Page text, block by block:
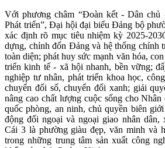
Với phương châm “Đoàn kết - Dân
Phát triển”, Đại hội đại biểu Đảng bộ
xác định rõ mục tiêu nhiệm kỳ 2025-
dựng, chỉnh đốn Đảng và hệ thống chính
toàn diện; phát huy sức mạnh văn hóa,
triển kinh tế - xã hội nhanh, bền vững;
nghiệp tư nhân, phát triển khoa học,
chuyển đổi số, chuyển đổi xanh; giải
nâng cao chất lượng cuộc sống cho
quốc phòng, an ninh, chủ quyền biên
động đối ngoại và ngoại giao nhân
Cái 3 là phường giàu đẹp, văn minh và
trong những trung tâm sản xuất công